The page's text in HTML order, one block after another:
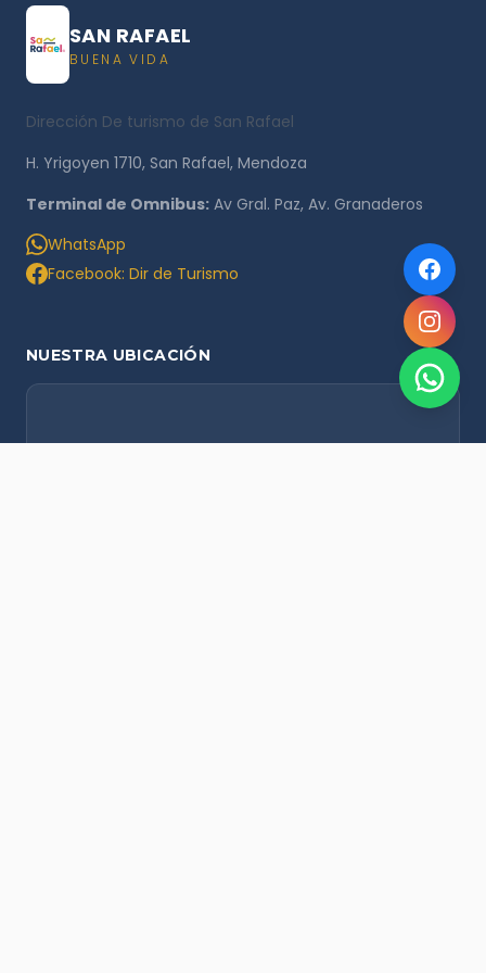
SAN RAFAEL
BUENA VIDA
Dirección De turismo de San Rafael
H. Yrigoyen 1710, San Rafael, Mendoza
Terminal de Omnibus: Av Gral. Paz, Av. Granaderos
WhatsApp
Facebook: Dir de Turismo
NUESTRA UBICACIÓN